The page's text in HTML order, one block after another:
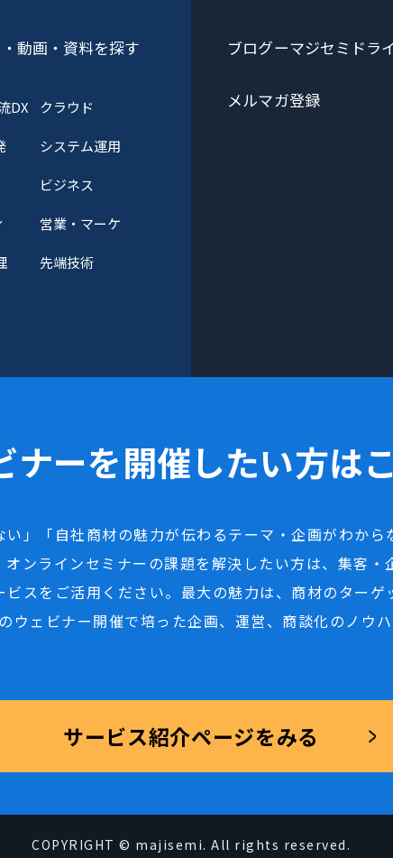
動画・資料を探す
DX クラウド
システム運用
ビジネス
営業・マーケ
先端技術
ブログーマジセミドラ
メルマガ登録
ナーを開催したい方は
い」「自社商材の魅力が伝わるテーマ・企画がわか
ンラインセミナーの課題を解決したい方は、集客
スをご活用ください。最大の魅力は、商材のター
ウェビナー開催で培った企画、運営、商談化のノウ
サービス紹介ページをみる
COPYRIGHT © majisemi. All rights reserved.